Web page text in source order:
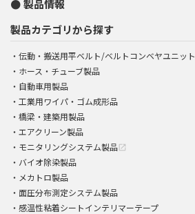
製品情報
製品カテゴリから探す
伝動・搬送用平ベルト/ベルトコンベヤユニット
ホース・チューブ製品
自動車用製品
工業用ワイパ・ゴム成形品
橋梁・建築用製品
エアクリーン製品
モニタリングシステム製品 open_in_new
バイオ除染製品
メカトロ製品
面圧分布測定システム製品
感温性粘着シートインテリマーテープ